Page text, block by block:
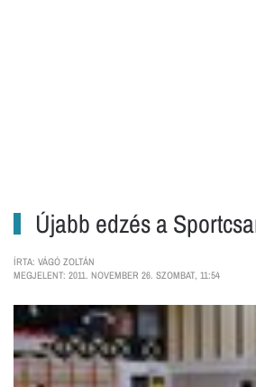
Újabb edzés a
ÍRTA: VÁGÓ ZOLTÁN
MEGJELENT: 2011. NOVEMBER 26. SZOMBAT, 11:54